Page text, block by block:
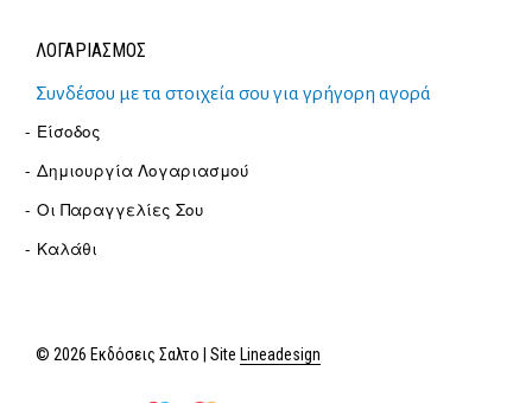
ΛΟΓΑΡΙΑΣΜΟΣ
Συνδέσου με τα στοιχεία σου για γρήγορη αγορά
Είσοδος
Δημιουργία Λογαριασμού
Οι Παραγγελίες Σου
Καλάθι
© 2026 Εκδόσεις Σαλτο | Site Lineadesign